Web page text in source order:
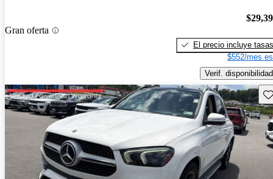
Gran oferta
El precio incluye tasas
$552/mes
Verif. disponibilidad